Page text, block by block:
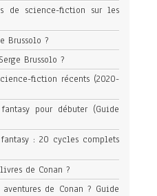
de science-fiction sur les
Brussolo ?
Brussolo ?
fiction récents (2020-
pour débuter (Guide
: 20 cycles complets
de Conan ?
de Conan ? Guide